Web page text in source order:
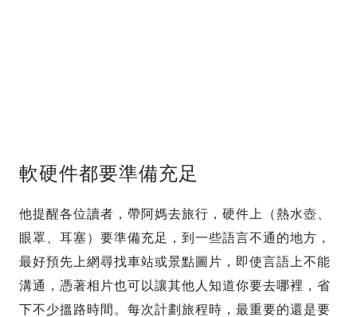
軟硬件都要準備充足
他提醒各位讀者，帶阿媽去旅行，硬件上（熱水壺、
眼罩、耳塞）要準備充足，到一些語言不通的地方，
最好預先上網尋找車站或景點圖片，即使言語上不能
溝通，憑著相片也可以讓其他人知道你要去哪裡，省
下不少搵路時間。每次計劃旅程時，最重要的還是要